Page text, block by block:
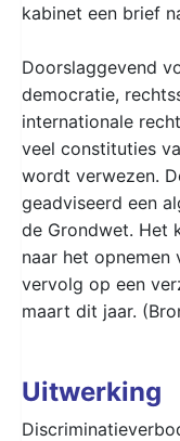
kabinet een brief
Doorslaggevend
democratie,
internationale
veel constituties
wordt verwezen.
geadviseerd een
de Grondwet. Het
naar het opnemen
vervolg op een
maart dit jaar.
Uitwerking